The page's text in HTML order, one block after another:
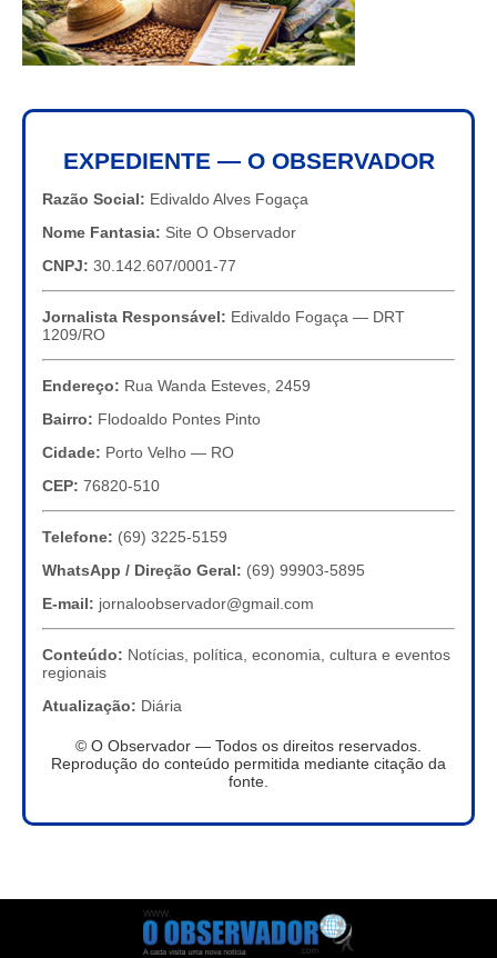
EXPEDIENTE — O OBSERVADOR
Razão Social: Edivaldo Alves Fogaça
Nome Fantasia: Site O Observador
CNPJ: 30.142.607/0001-77
Jornalista Responsável: Edivaldo Fogaça — DRT
1209/RO
Endereço: Rua Wanda Esteves, 2459
Bairro: Flodoaldo Pontes Pinto
Cidade: Porto Velho — RO
CEP: 76820-510
Telefone: (69) 3225-5159
WhatsApp / Direção Geral: (69) 99903-5895
E-mail: jornaloobservador@gmail.com
Conteúdo: Notícias, política, economia, cultura e eventos
regionais
Atualização: Diária
© O Observador — Todos os direitos reservados.
Reprodução do conteúdo permitida mediante citação da
fonte.